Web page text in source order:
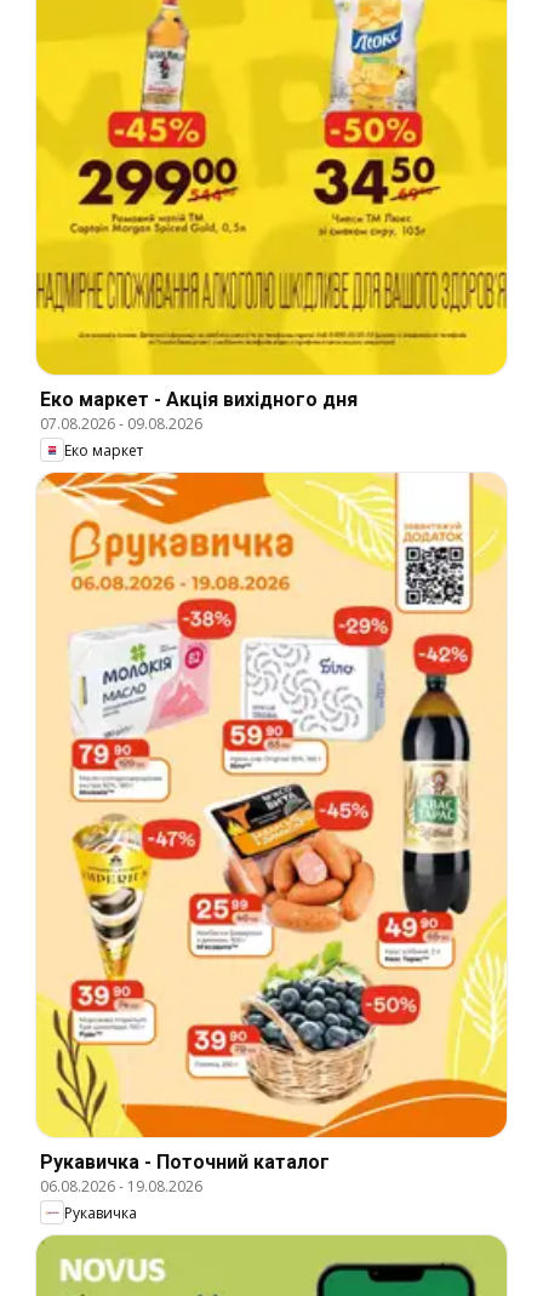
Еко маркет - Акція вихідного дня
07.08.2026- 09.08.2026
Еко маркет
Рукавичка - Поточний каталог
06.08.2026- 19.08.2026
Рукавичка